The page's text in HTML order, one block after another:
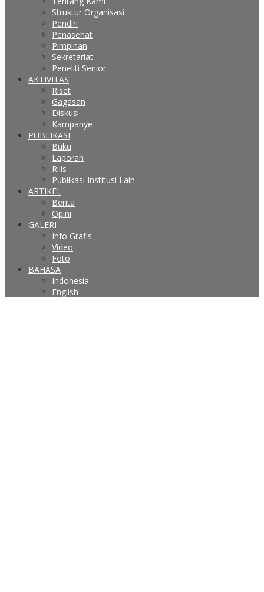
Struktur Organisasi
Pendiri
Penasehat
Pimpinan
Sekretariat
Peneliti Senior
AKTIVITAS
Riset
Gagasan
Diskusi
Kampanye
PUBLIKASI
Buku
Laporan
Rilis
Publikasi Institusi Lain
ARTIKEL
Berita
Opini
GALERI
Info Grafis
Video
Foto
BAHASA
Indonesia
English